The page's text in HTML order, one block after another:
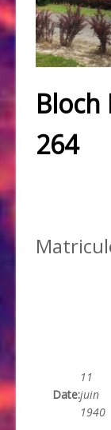
Bloch
264
Date:
11
juin
1940